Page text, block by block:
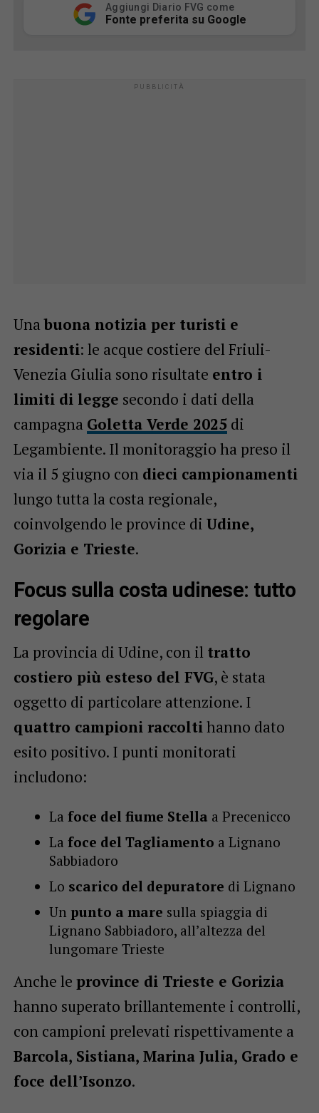
Aggiungi Diario FVG come
Fonte preferita su Google
Unabuona notizia per turisti e
residenti: le acque costiere del Friuli-
Venezia Giulia sono risultate entro i
limiti di legge secondo i dati della
campagna Goletta Verde 2025 di
Legambiente. Il monitoraggio ha preso il
via il 5 giugno con dieci campionamenti
lungo tutta la costa regionale,
coinvolgendo le province di Udine,
Gorizia e Trieste.
Focus sulla costa udinese: tutto
regolare
La provincia di Udine, con il tratto
costiero più esteso del FVG, è stata
oggetto di particolare attenzione. I
quattro campioni raccoltihanno dato
esito positivo. I punti monitorati
includono:
La foce del fiume Stella a Precenicco
La foce del Tagliamento a Lignano
Sabbiadoro
Lo scarico del depuratore di Lignano
Un punto a mare sulla spiaggia di
Lignano Sabbiadoro, all’altezza del
lungomare Trieste
Anche le province di Trieste e Gorizia
hanno superato brillantemente i controlli,
con campioni prelevati rispettivamente a
Barcola, Sistiana, Marina Julia, Grado e
foce dell’Isonzo.